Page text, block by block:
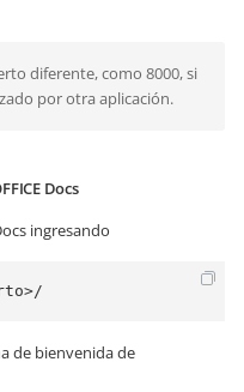
diferente, como 8000, si
por otra aplicación.
Docs
ingresando
de bienvenida de